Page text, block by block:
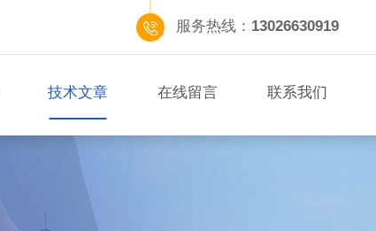
服务热线： 13026630919
技术文章 在线留言 联系我们